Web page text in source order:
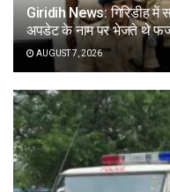
Giridih News: गिरिडीह में
अपडेट के नाम पर भेजते थे
AUGUST 7, 2026